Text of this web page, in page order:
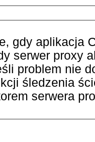
gdy aplikacja
serwer proxy
problem nie
śledzenia
serwera